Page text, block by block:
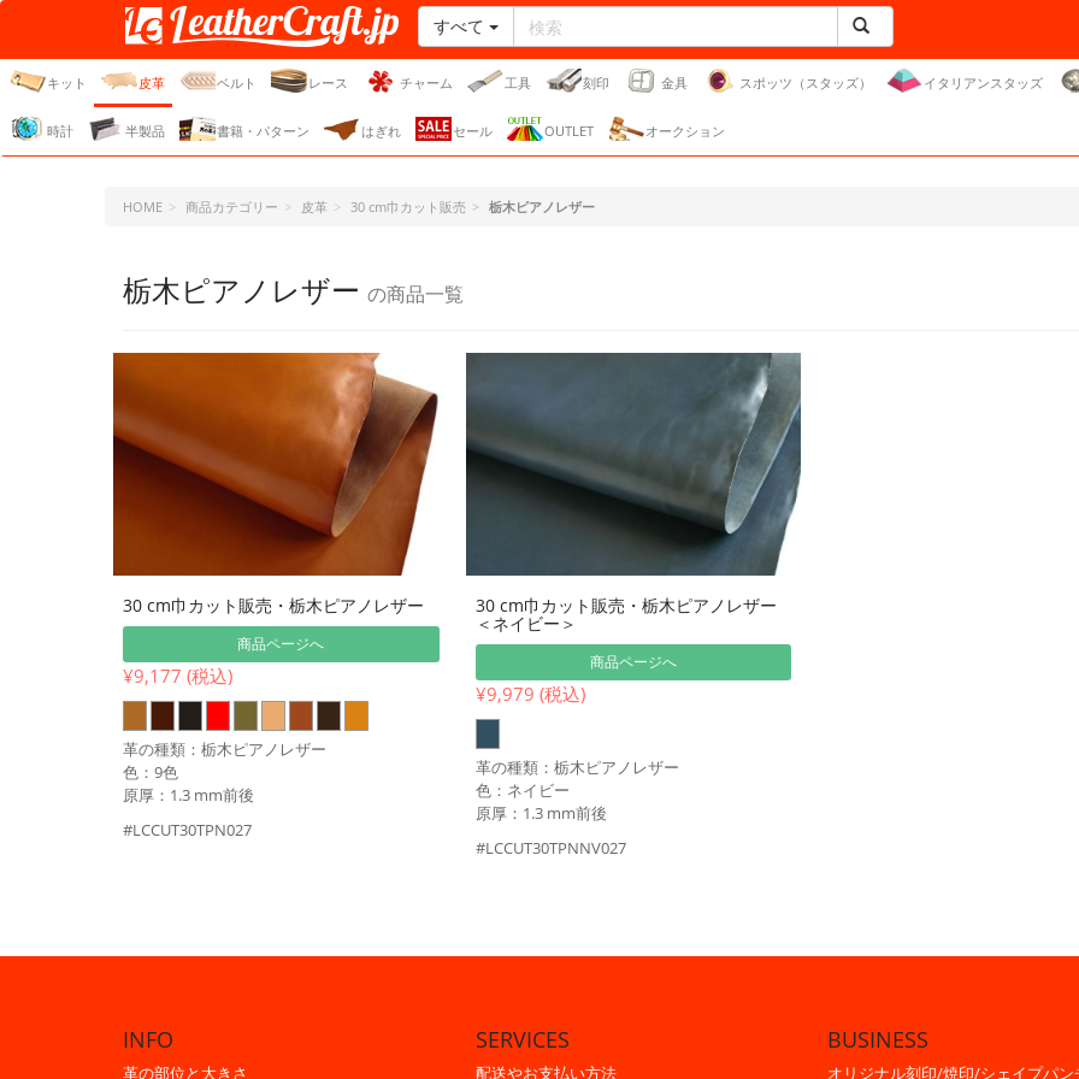
レザークラフト・ドット・
ジェーピー
すべて
キット 皮革 ベルト レース チャーム 工具 刻印 金具 スポッツ（スタッズ） イタリアンスタッズ
時計 半製品 書籍・パターン はぎれ セール OUTLET オークション
HOME 商品カテゴリー 皮革 30 cm巾カット販売 栃木ピアノレザー
栃木ピアノレザー の商品一覧
30 cm巾カット販売・栃木ピアノレザー
商品ページへ
¥9,177 (税込)
革の種類：栃木ピアノレザー
色：9色
原厚：1.3 mm前後
#LCCUT30TPN027
30 cm巾カット販売・栃木ピアノレザー
＜ネイビー＞
商品ページへ
¥9,979 (税込)
革の種類：栃木ピアノレザー
色：ネイビー
原厚：1.3 mm前後
#LCCUT30TPNNV027
INFO
革の部位と大きさ
SERVICES
配送やお支払い方法
BUSINESS
オリジナル刻印/焼印/シェイプパン